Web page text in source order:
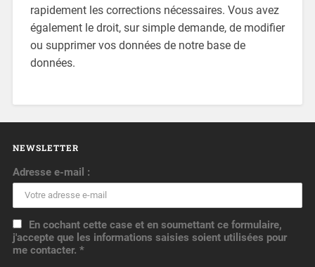
rapidement les corrections nécessaires. Vous avez
également le droit, sur simple demande, de modifier
ou supprimer vos données de notre base de
données.
NEWSLETTER
Adresse e-mail :
En cochant cette case et en soumettant ce formulaire,
j'accepte que les informations saisies soient utilisées pour
me contacter. *